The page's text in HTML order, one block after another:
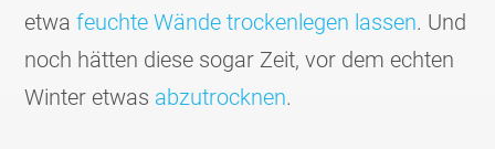
etwafeuchte Wände trocken­legen lassen. Und
noch hätten diese sogar Zeit, vor dem echten
Winter etwas abzu­trocknen.